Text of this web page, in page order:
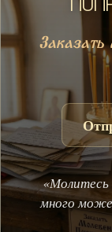
Заказать
«Молитесь
много